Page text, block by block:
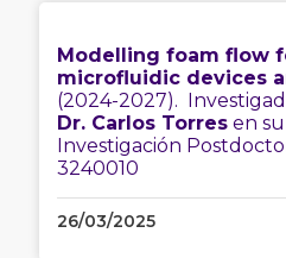
Modelling foam flow
microfluidic devices
(2024-2027).
Dr. Carlos Torres en
Investigación
3240010
26/03/2025